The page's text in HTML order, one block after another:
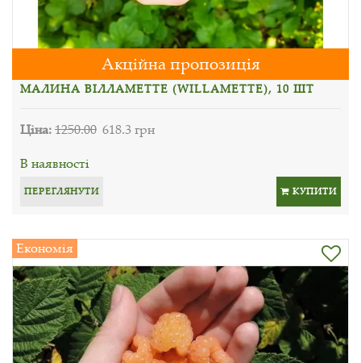
Акційна пропозиція
МАЛИНА ВІЛЛАМЕТТЕ (WILLAMETTE), 10 ШТ
Ціна:1250.00 618.3 грн
В наявності
ПЕРЕГЛЯНУТИ КУПИТИ
Економія